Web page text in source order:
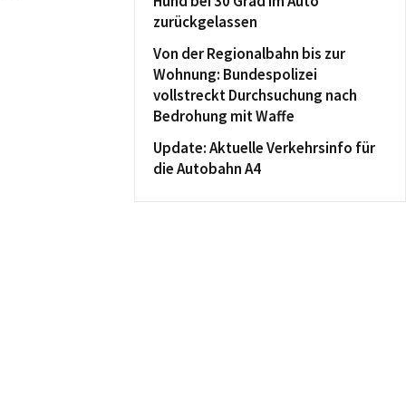
zurückgelassen
Von der Regionalbahn bis zur
Wohnung: Bundespolizei
vollstreckt Durchsuchung nach
Bedrohung mit Waffe
Update: Aktuelle Verkehrsinfo für
die Autobahn A4